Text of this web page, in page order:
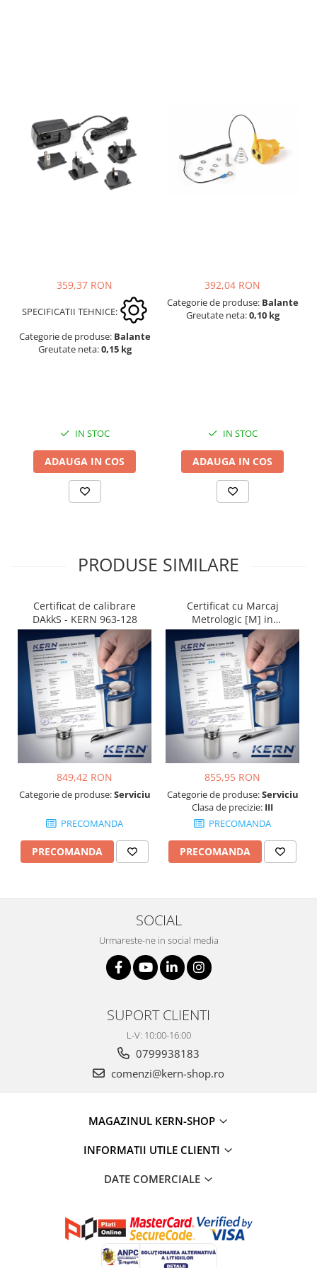
359,37 RON
SPECIFICATII TEHNICE:
Categorie de produse: Balante
Greutate neta:0,15 kg
IN STOC
ADAUGA IN COS
392,04 RON
Categorie de produse: Balante
Greutate neta:0,10 kg
IN STOC
ADAUGA IN COS
PRODUSE SIMILARE
Certificat de calibrare
DAkkS - KERN 963-128
849,42 RON
Categorie de produse:Serviciu
PRECOMANDA
PRECOMANDA
Certificat cu Marcaj
Metrologic [M] in
conformitate cu NAWI
(2014/31/EU) - KERN 965-
228
855,95 RON
Categorie de produse:Serviciu
Clasa de precizie: III
PRECOMANDA
PRECOMANDA
SOCIAL
Urmareste-ne in social media
SUPORT CLIENTI
L-V: 10:00-16:00
0799938183
comenzi@kern-shop.ro
MAGAZINUL KERN-SHOP
INFORMATII UTILE CLIENTI
DATE COMERCIALE